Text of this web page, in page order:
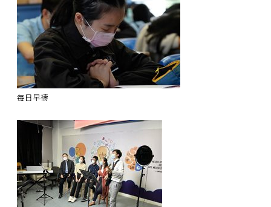
每日早禱